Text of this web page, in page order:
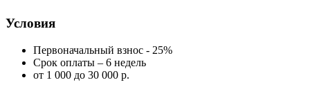
Условия
Первоначальный взнос - 25%
Срок оплаты – 6 недель
от 1 000 до 30 000 р.